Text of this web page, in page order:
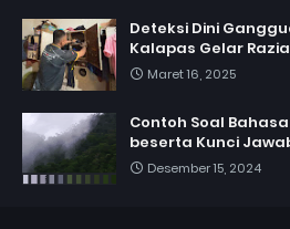
Deteksi Dini
Kalapas Gelar
Maret 16, 2025
Contoh Soal Bahasa
beserta Kunci
Desember 15, 2024